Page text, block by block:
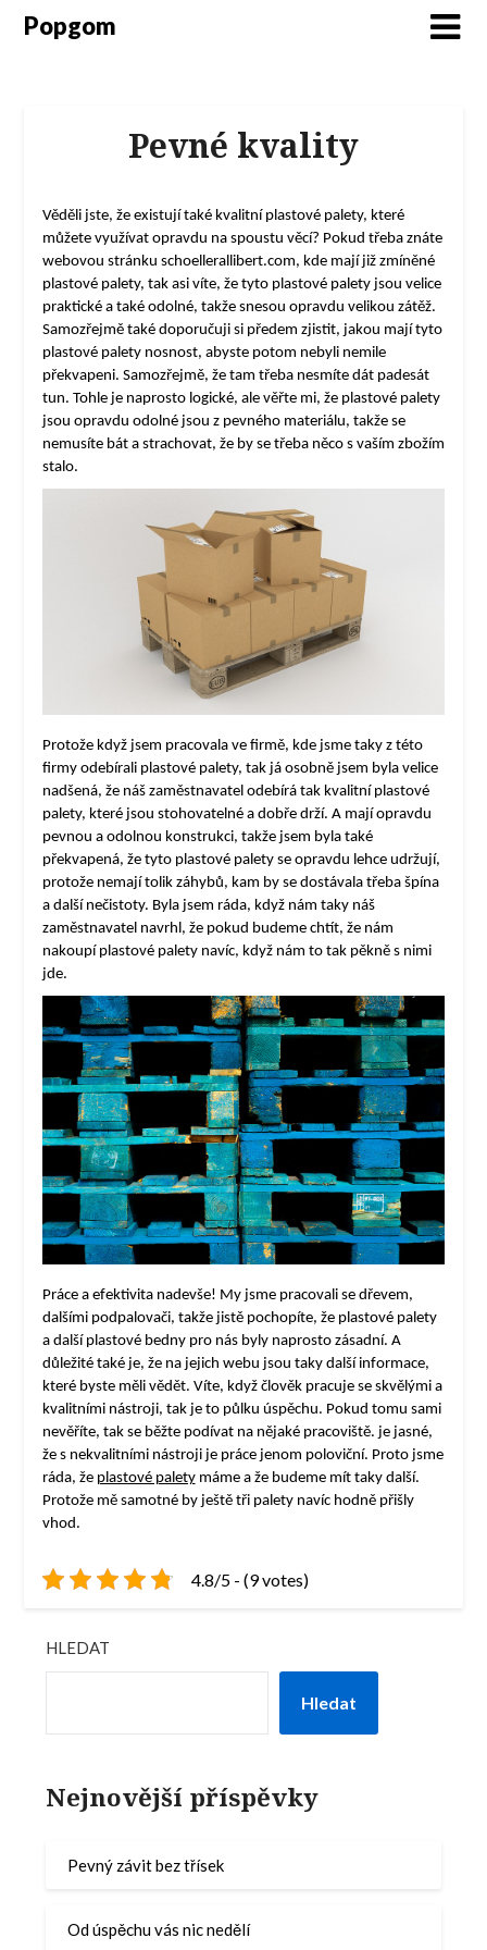
Popgom
Pevné kvality
Věděli jste, že existují také kvalitní plastové palety, které
můžete využívat opravdu na spoustu věcí? Pokud třeba znáte
webovou stránku schoellerallibert.com, kde mají již zmíněné
plastové palety, tak asi víte, že tyto plastové palety jsou velice
praktické a také odolné, takže snesou opravdu velikou zátěž.
Samozřejmě také doporučuji si předem zjistit, jakou mají tyto
plastové palety nosnost, abyste potom nebyli nemile
překvapeni. Samozřejmě, že tam třeba nesmíte dát padesát
tun. Tohle je naprosto logické, ale věřte mi, že plastové palety
jsou opravdu odolné jsou z pevného materiálu, takže se
nemusíte bát a strachovat, že by se třeba něco s vaším zbožím
stalo.
Protože když jsem pracovala ve firmě, kde jsme taky z této
firmy odebírali plastové palety, tak já osobně jsem byla velice
nadšená, že náš zaměstnavatel odebírá tak kvalitní plastové
palety, které jsou stohovatelné a dobře drží. A mají opravdu
pevnou a odolnou konstrukci, takže jsem byla také
překvapená, že tyto plastové palety se opravdu lehce udržují,
protože nemají tolik záhybů, kam by se dostávala třeba špína
a další nečistoty. Byla jsem ráda, když nám taky náš
zaměstnavatel navrhl, že pokud budeme chtít, že nám
nakoupí plastové palety navíc, když nám to tak pěkně s nimi
jde.
Práce a efektivita nadevše! My jsme pracovali se dřevem,
dalšími podpalovači, takže jistě pochopíte, že plastové palety
a další plastové bedny pro nás byly naprosto zásadní. A
důležité také je, že na jejich webu jsou taky další informace,
které byste měli vědět. Víte, když člověk pracuje se skvělými a
kvalitními nástroji, tak je to půlku úspěchu. Pokud tomu sami
nevěříte, tak se běžte podívat na nějaké pracoviště. je jasné,
že s nekvalitními nástroji je práce jenom poloviční. Proto jsme
ráda, že plastové paletymáme a že budeme mít taky další.
Protože mě samotné by ještě tři palety navíc hodně přišly
vhod.
4.8/5 - (9 votes)
HLEDAT
Hledat
Nejnovější příspěvky
Pevný závit bez třísek
Od úspěchu vás nic nedělí